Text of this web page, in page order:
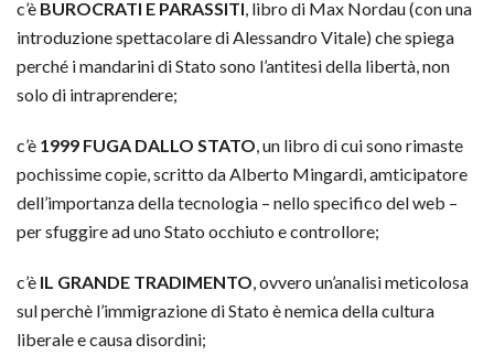
c’è BUROCRATI E PARASSITI , libro di Max Nordau (con una
introduzione spettacolare di Alessandro Vitale) che spiega
perché i mandarini di Stato sono l’antitesi della libertà, non
solo di intraprendere;
c’è 1999 FUGA DALLO STATO , un libro di cui sono rimaste
pochissime copie, scritto da Alberto Mingardi, amticipatore
dell’importanza della tecnologia – nello specifico del web –
per sfuggire ad uno Stato occhiuto e controllore;
c’è IL GRANDE TRADIMENTO , ovvero un’analisi meticolosa
sul perchè l’immigrazione di Stato è nemica della cultura
liberale e causa disordini;